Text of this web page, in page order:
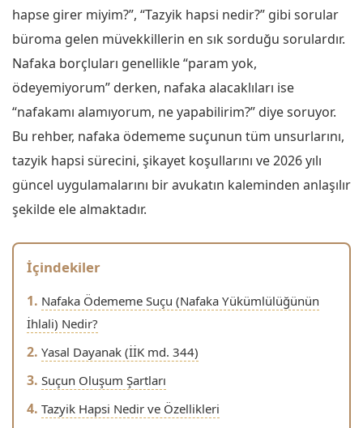
hapse girer miyim?”, “Tazyik hapsi nedir?” gibi sorular
büroma gelen müvekkillerin en sık sorduğu sorulardır.
Nafaka borçluları genellikle “param yok,
ödeyemiyorum” derken, nafaka alacaklıları ise
“nafakamı alamıyorum, ne yapabilirim?” diye soruyor.
Bu rehber, nafaka ödememe suçunun tüm unsurlarını,
tazyik hapsi sürecini, şikayet koşullarını ve 2026 yılı
güncel uygulamalarını bir avukatın kaleminden anlaşılır
şekilde ele almaktadır.
İçindekiler
Nafaka Ödememe Suçu (Nafaka Yükümlülüğünün
İhlali) Nedir?
Yasal Dayanak (İİK md. 344)
Suçun Oluşum Şartları
Tazyik Hapsi Nedir ve Özellikleri